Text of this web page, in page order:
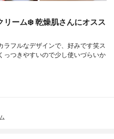
リーム❄️ 乾燥肌さんにオスス
フルなデザインで、好みです笑ス
っつきやすいので少し使いづらいか